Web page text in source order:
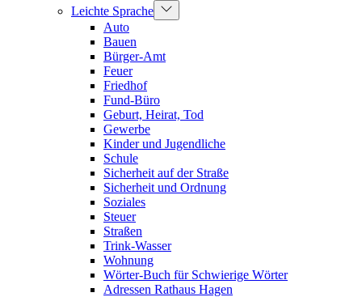
Leichte Sprache
Auto
Bauen
Bürger-Amt
Feuer
Friedhof
Fund-Büro
Geburt, Heirat, Tod
Gewerbe
Kinder und Jugendliche
Schule
Sicherheit auf der Straße
Sicherheit und Ordnung
Soziales
Steuer
Straßen
Trink-Wasser
Wohnung
Wörter-Buch für Schwierige Wörter
Adressen Rathaus Hagen